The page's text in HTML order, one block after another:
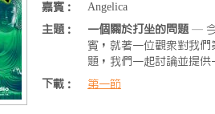
嘉賓：
Angelica
主題：
一個關於打坐的問題 — 今
賓，就著一位觀眾對我
題，我們一起討論並提供
下載：
第一節